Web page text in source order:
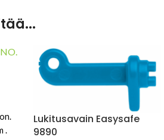
.
Lukitusavain Easysafe
9890